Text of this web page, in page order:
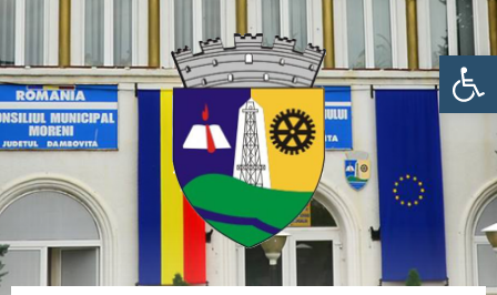
Deschide bara de unelte
sidebar
sidebar